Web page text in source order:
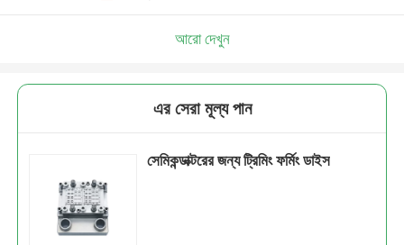
আরো দেখুন
এর সেরা মূল্য পান
সেমিকন্ডাক্টরের জন্য ট্রিমিং ফর্মিং ডাইস